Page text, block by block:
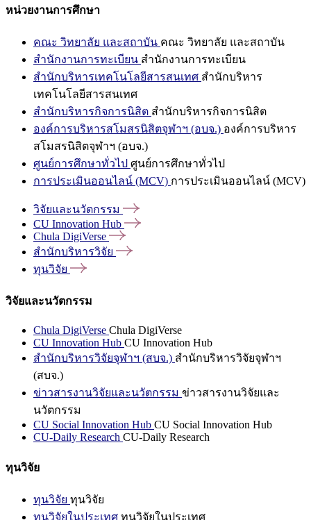
หน่วยงานการศึกษา
คณะ วิทยาลัย และสถาบัน คณะ วิทยาลัย และสถาบัน
สำนักงานการทะเบียน สำนักงานการทะเบียน
สำนักบริหารเทคโนโลยีสารสนเทศ สำนักบริหาร
เทคโนโลยีสารสนเทศ
สำนักบริหารกิจการนิสิต สำนักบริหารกิจการนิสิต
องค์การบริหารสโมสรนิสิตจุฬาฯ (อบจ.) องค์การบริหาร
สโมสรนิสิตจุฬาฯ (อบจ.)
ศูนย์การศึกษาทั่วไป ศูนย์การศึกษาทั่วไป
การประเมินออนไลน์ (MCV) การประเมินออนไลน์ (MCV)
วิจัยและนวัตกรรม
CU Innovation Hub
Chula DigiVerse
สำนักบริหารวิจัย
ทุนวิจัย
วิจัยและนวัตกรรม
Chula DigiVerse Chula DigiVerse
CU Innovation Hub CU Innovation Hub
สำนักบริหารวิจัยจุฬาฯ (สบจ.) สำนักบริหารวิจัยจุฬาฯ
(สบจ.)
ข่าวสารงานวิจัยและนวัตกรรม ข่าวสารงานวิจัยและ
นวัตกรรม
CU Social Innovation Hub CU Social Innovation Hub
CU-Daily Research CU-Daily Research
ทุนวิจัย
ทุนวิจัย ทุนวิจัย
ทุนวิจัยในประเทศ ทุนวิจัยในประเทศ